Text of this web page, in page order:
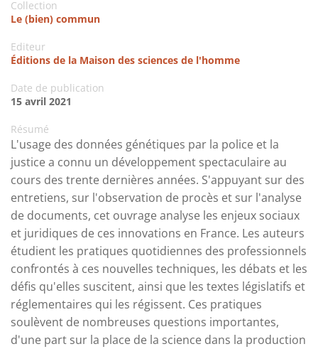
Collection
Le (bien) commun
Editeur
Éditions de la Maison des sciences de l'homme
Date de publication
15 avril 2021
Résumé
L'usage des données génétiques par la police et la
justice a connu un développement spectaculaire au
cours des trente dernières années. S'appuyant sur des
entretiens, sur l'observation de procès et sur l'analyse
de documents, cet ouvrage analyse les enjeux sociaux
et juridiques de ces innovations en France. Les auteurs
étudient les pratiques quotidiennes des professionnels
confrontés à ces nouvelles techniques, les débats et les
défis qu'elles suscitent, ainsi que les textes législatifs et
réglementaires qui les régissent. Ces pratiques
soulèvent de nombreuses questions importantes,
d'une part sur la place de la science dans la production